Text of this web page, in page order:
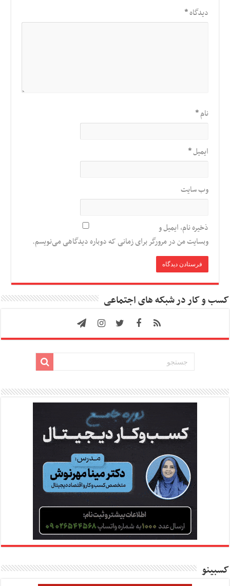
دیدگاه*
نام*
ایمیل*
وب‌ سایت
ذخیره نام، ایمیل و
وبسایت من در مرورگر برای زمانی که دوباره دیدگاهی می‌نویسم.
کسب و کار در شبکه های اجتماعی
کسبینو